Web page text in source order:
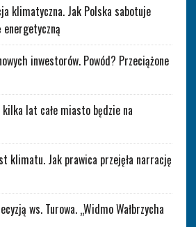
klimatyczna. Jak Polska sabotuje
inwestorów. Powód? Przeciążone
kilka lat całe miasto będzie na
klimatu. Jak prawica przejęła narrację
ws. Turowa. „Widmo Wałbrzycha